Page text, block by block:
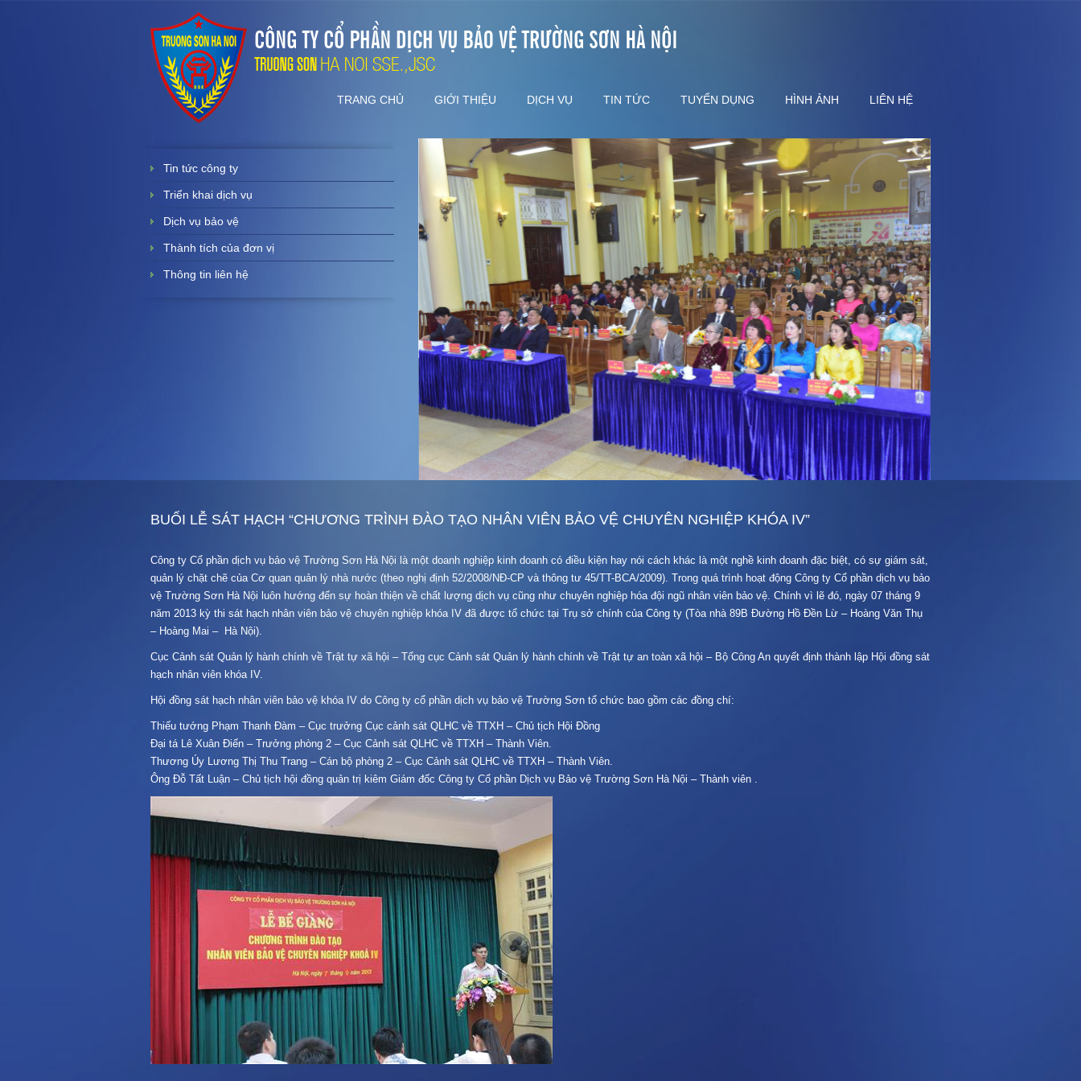
TRANG CHỦ GIỚI THIỆU DỊCH VỤ TIN TỨC TUYỂN DỤNG HÌNH ẢNH LIÊN HỆ
Tin tức công ty
Triển khai dịch vụ
Dịch vụ bảo vệ
Thành tích của đơn vị
Thông tin liên hệ
BUỔI LỄ SÁT HẠCH “CHƯƠNG TRÌNH ĐÀO TẠO NHÂN VIÊN BẢO VỆ CHUYÊN NGHIỆP KHÓA IV”
Công ty Cổ phần dịch vụ bảo vệ Trường Sơn Hà Nội là một doanh nghiệp kinh doanh có điều kiện hay nói cách khác là một nghề kinh doanh đặc biệt, có sự giám sát,
quản lý chặt chẽ của Cơ quan quản lý nhà nước (theo nghị định 52/2008/NĐ-CP và thông tư 45/TT-BCA/2009). Trong quá trình hoạt động Công ty Cổ phần dịch vụ bảo
vệ Trường Sơn Hà Nội luôn hướng đến sự hoàn thiện về chất lượng dịch vụ cũng như chuyên nghiệp hóa đội ngũ nhân viên bảo vệ. Chính vì lẽ đó, ngày 07 tháng 9
năm 2013 kỳ thi sát hạch nhân viên bảo vệ chuyên nghiệp khóa IV đã được tổ chức tại Trụ sở chính của Công ty (Tòa nhà 89B Đường Hồ Đền Lừ – Hoàng Văn Thụ
– Hoàng Mai – Hà Nội).
Cục Cảnh sát Quản lý hành chính về Trật tự xã hội – Tổng cục Cảnh sát Quản lý hành chính về Trật tự an toàn xã hội – Bộ Công An quyết định thành lập Hội đồng sát
hạch nhân viên khóa IV.
Hội đồng sát hạch nhân viên bảo vệ khóa IV do Công ty cổ phần dịch vụ bảo vệ Trường Sơn tổ chức bao gồm các đồng chí:
Thiếu tướng Phạm Thanh Đàm – Cục trưởng Cục cảnh sát QLHC về TTXH – Chủ tịch Hội Đồng
Đại tá Lê Xuân Điến – Trưởng phòng 2 – Cục Cảnh sát QLHC về TTXH – Thành Viên.
Thương Úy Lương Thị Thu Trang – Cán bộ phòng 2 – Cục Cảnh sát QLHC về TTXH – Thành Viên.
Ông Đỗ Tất Luận – Chủ tịch hội đồng quản trị kiêm Giám đốc Công ty Cổ phần Dịch vụ Bảo vệ Trường Sơn Hà Nội – Thành viên .